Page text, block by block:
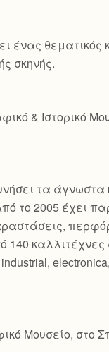
ένας
σκηνής.
& Ιστορικό
τα
το 2005 έχει
Μουσείο, στο